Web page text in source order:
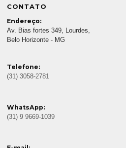
CONTATO
Endereço:
Av. Bias fortes 349, Lourdes,
Belo Horizonte - MG
Telefone:
(31) 3058-2781
WhatsApp:
(31) 9 9669-1039